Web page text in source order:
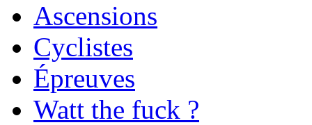
Ascensions
Cyclistes
Épreuves
Watt the fuck ?